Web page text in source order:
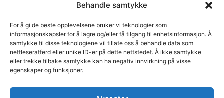
Behandle samtykke
For å gi de beste opplevelsene bruker vi teknologier som
informasjonskapsler for å lagre og/eller få tilgang til enhetsinformasjon. Å
samtykke til disse teknologiene vil tillate oss å behandle data som
nettleseratferd eller unike ID-er på dette nettstedet. Å ikke samtykke
eller trekke tilbake samtykke kan ha negativ innvirkning på visse
egenskaper og funksjoner.
Hvordan redusere tid brukt på manuelle
rapporter?
Hvordan lage dashboards for ledelsen?
Hvordan bruke AI til å analysere
forretningsdata?
Hvordan koble Visma til dashboards?